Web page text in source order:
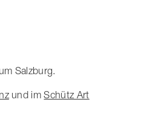
Salzburg.
und imSchütz Art